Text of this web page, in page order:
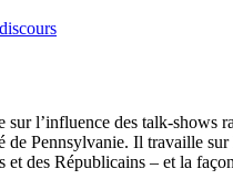
l’influence des talk-shows
de Pennsylvanie. Il travaille
et des Républicains – et la